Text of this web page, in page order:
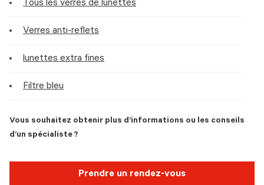
Tous les verres de lunettes
Verres anti-reflets
lunettes extra fines
Filtre bleu
Vous souhaitez obtenir plus d’informations ou les conseils
d’un spécialiste ?
Prendre un rendez-vous